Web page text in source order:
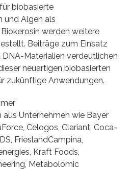
biobasierte
und Algen als
werden weitere
Beiträge zum Einsatz
Materialien verdeutlichen
neuartigen biobasierten
zukünftige Anwendungen.
Unternehmen wie Bayer
Celogos, Clariant, Coca-
FrieslandCampina,
Kraft Foods,
Metabolomic